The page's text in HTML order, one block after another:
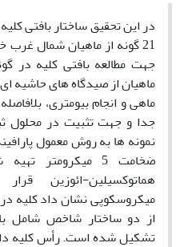
در این تحقیق ساختار بافتی
21 گونه از ماهیان شمال
جهت مطالعه بافتی کلیه در
ماهیان از صیدگاه های حاشیه
ماهی و انجام بیومتری،
جدا و جهت تثبیت در محلول
نمونه ها به روش معمول
ضخامت 5
هماتوکسیلین-ائوزین
میکروسکوپی نشان داد کلیه
از دو ساختار شاخص شامل
تشکیل شده است. رأس کلیه